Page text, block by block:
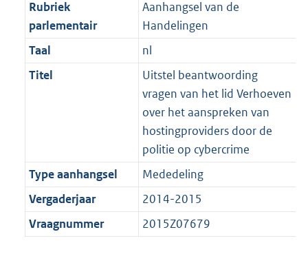
Rubriek
parlementair
Aanhangsel van de
Handelingen
Taal
nl
Titel
Uitstel beantwoording
vragen van het lid Verhoeven
over het aanspreken van
hostingproviders door de
politie op cybercrime
Type aanhangsel
Mededeling
Vergaderjaar
2014-2015
Vraagnummer
2015Z07679